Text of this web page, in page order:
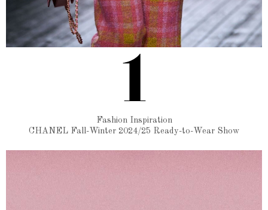
Fashion Inspiration
CHANEL Fall-Winter 2024/25 Ready-to-Wear Show